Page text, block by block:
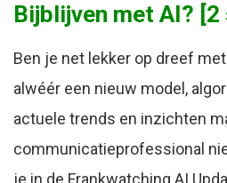
Bijblijven met AI? [2
Ben je net lekker op dreef
alwéér een nieuw model,
actuele trends en inzichten
communicatieprofessional
je in de Frankwatching AI